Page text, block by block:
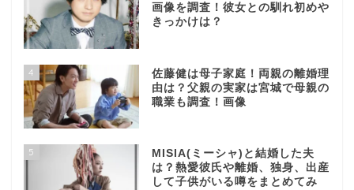
画像を調査！彼女との馴れ初めや
きっかけは？
4
佐藤健は母子家庭！両親の離婚理
由は？父親の実家は宮城で母親の
職業も調査！画像
5
MISIA(ミーシャ)と結婚した夫
は？熱愛彼氏や離婚、独身、出産
して子供がいる噂をまとめてみ